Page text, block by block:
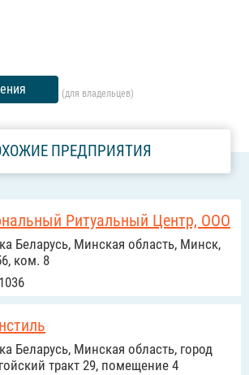
(для владельцев)
ПРЕДПРИЯТИЯ
Ритуальный Центр, ООО
Беларусь, Минская область, Минск,
ком. 8
Беларусь, Минская область, город
тракт 29, помещение 4